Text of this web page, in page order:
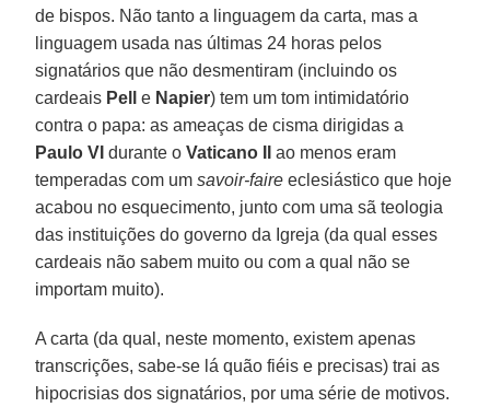
de bispos. Não tanto a linguagem da carta, mas a
linguagem usada nas últimas 24 horas pelos
signatários que não desmentiram (incluindo os
cardeais Pell e Napier) tem um tom intimidatório
contra o papa: as ameaças de cisma dirigidas a
Paulo VI durante oVaticano II
ao menos eram
temperadas com umsavoir-faire eclesiástico que hoje
acabou no esquecimento, junto com uma sã teologia
das instituições do governo da Igreja (da qual esses
cardeais não sabem muito ou com a qual não se
importam muito).
A carta (da qual, neste momento, existem apenas
transcrições, sabe-se lá quão fiéis e precisas) trai as
hipocrisias dos signatários, por uma série de motivos.